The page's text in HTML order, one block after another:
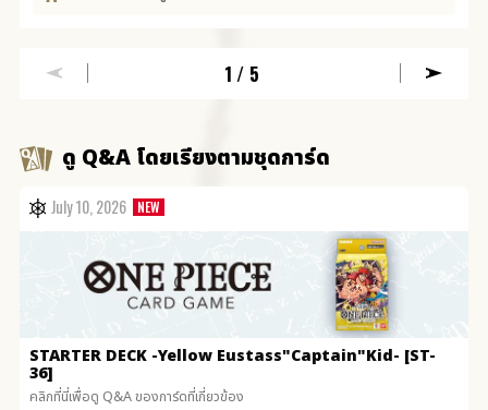
1 /5
ดู Q&A โดยเรียงตามชุดการ์ด
July 10, 2026
STARTER DECK -Yellow Eustass"Captain"Kid- [ST-
36]
คลิกที่นี่เพื่อดู Q&A ของการ์ดที่เกี่ยวข้อง